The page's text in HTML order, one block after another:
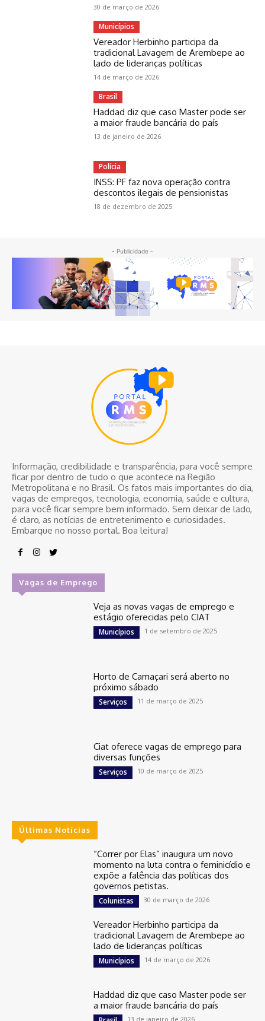
30 de março de 2026
Municípios
Vereador Herbinho participa da
tradicional Lavagem de Arembepe ao
lado de lideranças políticas
14 de março de 2026
Brasil
Haddad diz que caso Master pode ser
a maior fraude bancária do país
13 de janeiro de 2026
Polícia
INSS: PF faz nova operação contra
descontos ilegais de pensionistas
18 de dezembro de 2025
- Publicidade -
Informação, credibilidade e transparência, para você sempre
ficar por dentro de tudo o que acontece na Região
Metropolitana e no Brasil. Os fatos mais importantes do dia,
vagas de empregos, tecnologia, economia, saúde e cultura,
para você ficar sempre bem informado. Sem deixar de lado,
é claro, as notícias de entretenimento e curiosidades.
Embarque no nosso portal. Boa leitura!
Vagas de Emprego
Veja as novas vagas de emprego e
estágio oferecidas pelo CIAT
Municípios 1 de setembro de 2025
Horto de Camaçari será aberto no
próximo sábado
Serviços 11 de março de 2025
Ciat oferece vagas de emprego para
diversas funções
Serviços 10 de março de 2025
Últimas Notícias
“Correr por Elas” inaugura um novo
momento na luta contra o feminicídio e
expõe a falência das políticas dos
governos petistas.
Colunistas 30 de março de 2026
Vereador Herbinho participa da
tradicional Lavagem de Arembepe ao
lado de lideranças políticas
Municípios 14 de março de 2026
Haddad diz que caso Master pode ser
a maior fraude bancária do país
13 de janeiro de 2026